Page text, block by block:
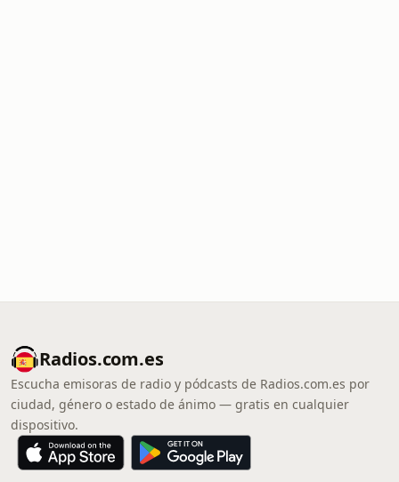
Radios.com.es
Escucha emisoras de radio y pódcasts de Radios.com.es por
ciudad, género o estado de ánimo — gratis en cualquier
dispositivo.